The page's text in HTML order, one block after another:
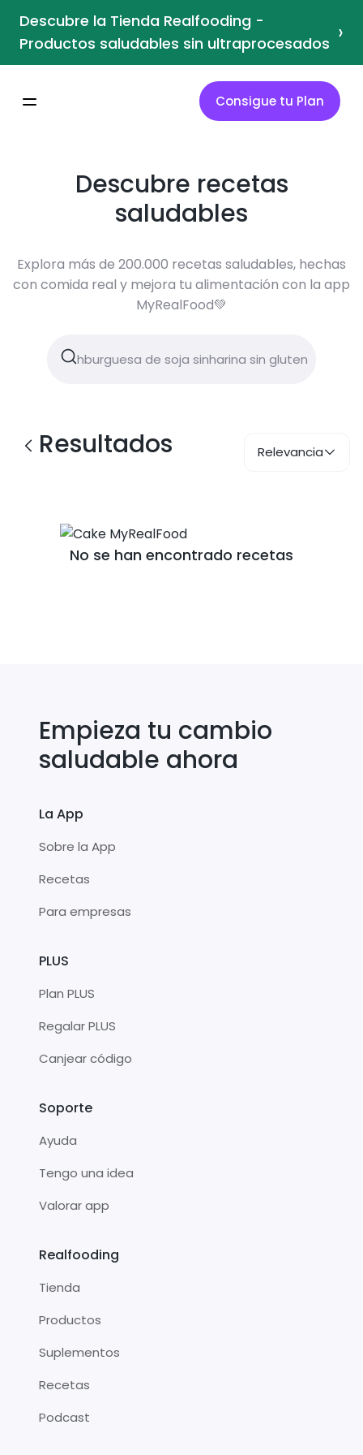
Descubre la Tienda Realfooding -
Productos saludables sin ultraprocesados ›
Consigue tu Plan
Descubre recetas
saludables
Explora más de 200.000 recetas saludables, hechas
con comida real y mejora tu alimentación con la app
MyRealFood💚
Resultados Relevancia
No se han encontrado recetas
Empieza tu cambio
saludable ahora
La App
Sobre la App
Recetas
Para empresas
PLUS
Plan PLUS
Regalar PLUS
Canjear código
Soporte
Ayuda
Tengo una idea
Valorar app
Realfooding
Tienda
Productos
Suplementos
Recetas
Podcast